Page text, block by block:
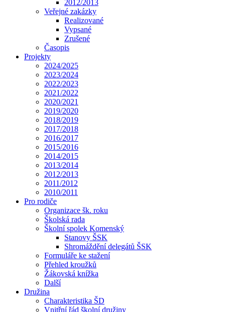
2012/2013
Veřejné zakázky
Realizované
Vypsané
Zrušené
Časopis
Projekty
2024/2025
2023/2024
2022/2023
2021/2022
2020/2021
2019/2020
2018/2019
2017/2018
2016/2017
2015/2016
2014/2015
2013/2014
2012/2013
2011/2012
2010/2011
Pro rodiče
Organizace šk. roku
Školská rada
Školní spolek Komenský
Stanovy ŠSK
Shromáždění delegátů ŠSK
Formuláře ke stažení
Přehled kroužků
Žákovská knížka
Další
Družina
Charakteristika ŠD
Vnitřní řád školní družiny